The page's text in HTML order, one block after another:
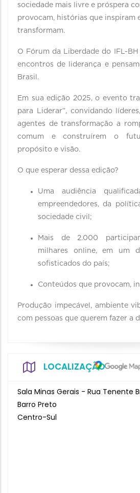
sociedade mais livre e próspera
provocam, histórias que inspiram
transformam.
O Fórum da Liberdade do IFL-
encontros de liderança e
Brasil.
Em sua edição 2025, o evento
para Liderar”, convidando
agentes de transformação a
comum e construírem o
propósito e visão.
O que esperar dessa edição?
Uma audiência
empreendedores, da
sociedade civil;
Mais de 2.000
milhares online, em um
sofisticados do país;
Conteúdos que provocam,
Produção impecável, ambiente
com pessoas que querem fazer a
LOCALIZAÇÃO
Sala Minas Gerais - Rua Tenente
Barro Preto
Centro-Sul